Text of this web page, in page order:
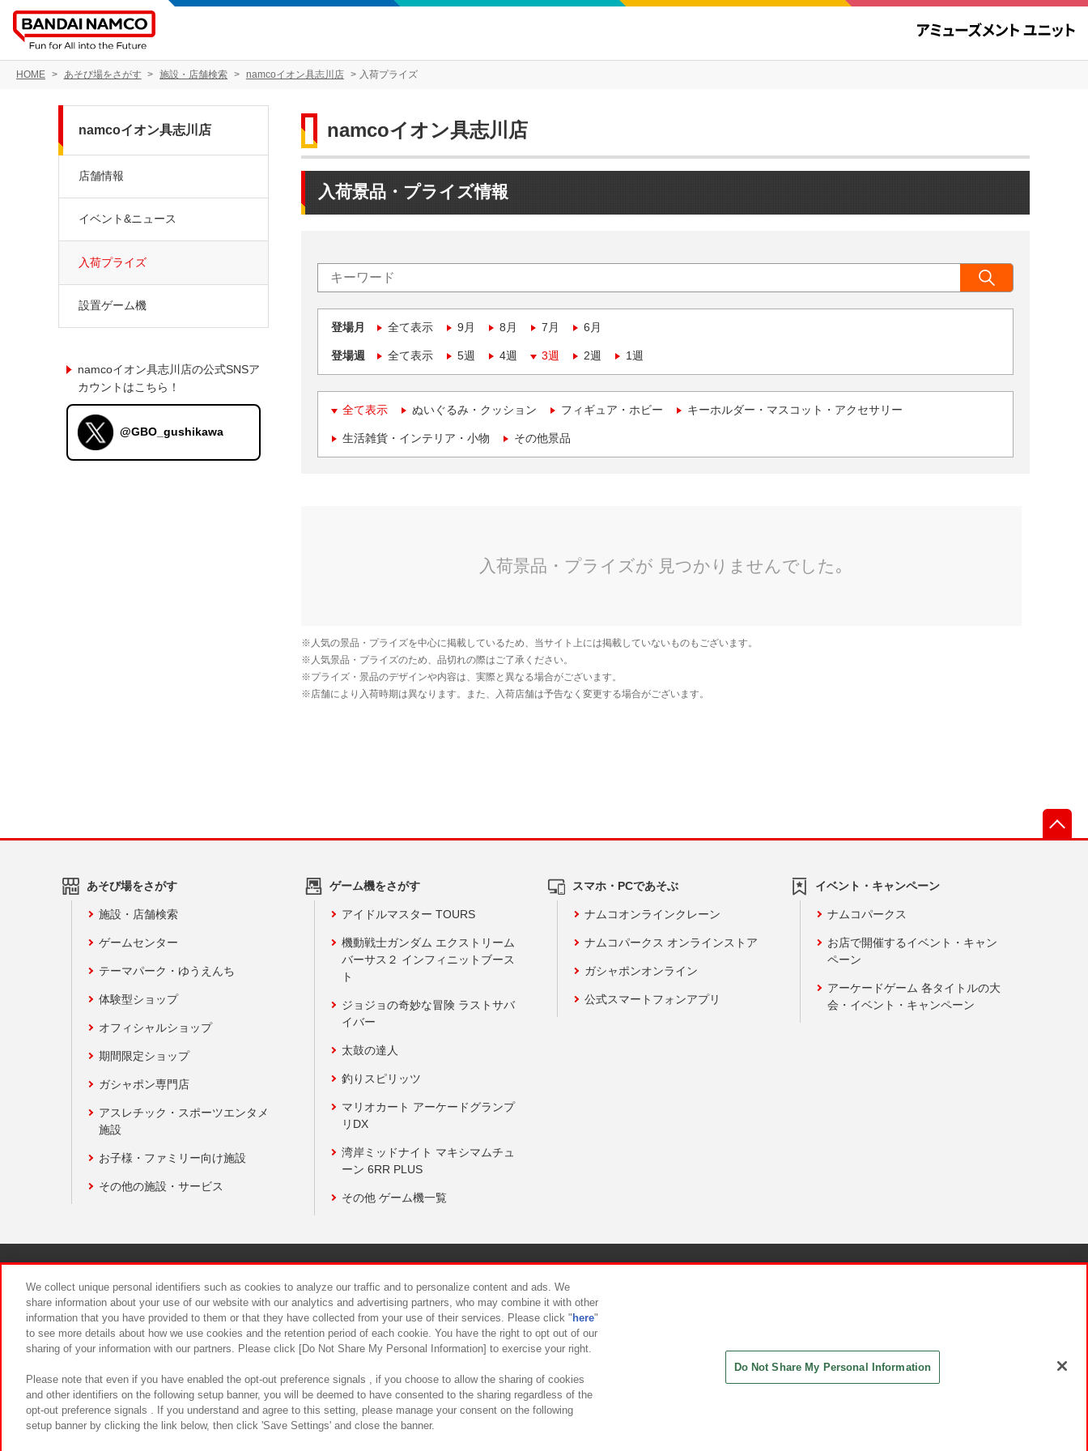
HOME あそび場をさがす 施設・店舗検索 namcoイオン具志川店 入荷プライズ
namcoイオン具志川店
入荷景品・プライズ情報
登場月 全て表示 9月 8月 7月 6月
登場週 全て表示 5週 4週 3週 2週 1週
全て表示 ぬいぐるみ・クッション フィギュア・ホビー キーホルダー・マスコット・アクセサリー
生活雑貨・インテリア・小物 その他景品
namcoイオン具志川店
店舗情報
イベント&ニュース
入荷プライズ
設置ゲーム機
namcoイオン具志川店の公式SNSア
カウントはこちら！
@GBO_gushikawa
あそび場をさがす
施設・店舗検索
ゲームセンター
テーマパーク・ゆうえんち
体験型ショップ
オフィシャルショップ
期間限定ショップ
ガシャポン専門店
アスレチック・スポーツエンタメ
施設
お子様・ファミリー向け施設
その他の施設・サービス
ゲーム機をさがす
アイドルマスター TOURS
機動戦士ガンダム エクストリーム
バーサス２ インフィニットブース
ト
ジョジョの奇妙な冒険 ラストサバ
イバー
太鼓の達人
釣りスピリッツ
マリオカート アーケードグランプ
リDX
湾岸ミッドナイト マキシマムチュ
ーン 6RR PLUS
その他 ゲーム機一覧
スマホ・PCであそぶ
ナムコオンラインクレーン
ナムコパークス オンラインストア
ガシャポンオンライン
公式スマートフォンアプリ
イベント・キャンペーン
ナムコパークス
お店で開催するイベント・キャン
ペーン
アーケードゲーム 各タイトルの大
会・イベント・キャンペーン
食品のご提供について カスタマーハラスメント対応方針
We collect unique personal identifiers such as cookies to analyze our traffic and to personalize content and ads. We
share information about your use of our website with our analytics and advertising partners, who may combine it with other
information that you have provided to them or that they have collected from your use of their services. Please click " here"
to see more details about how we use cookies and the retention period of each cookie. You have the right to opt out of our
sharing of your information with our partners. Please click [Do Not Share My Personal Information] to exercise your right.
Please note that even if you have enabled the opt-out preference signals , if you choose to allow the sharing of cookies
and other identifiers on the following setup banner, you will be deemed to have consented to the sharing regardless of the
opt-out preference signals . If you understand and agree to this setting, please manage your consent on the following
setup banner by clicking the link below, then click 'Save Settings' and close the banner.
Do Not Share My Personal Information